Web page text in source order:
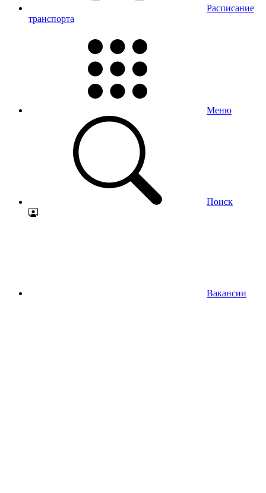
Расписание
транспорта
Меню
Поиск
Вакансии